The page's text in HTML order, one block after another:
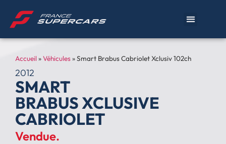
Accueil »Véhicules»Smart Brabus Cabriolet Xclusiv 102ch
2012
SMART
BRABUS XCLUSIVE
CABRIOLET
Vendue.